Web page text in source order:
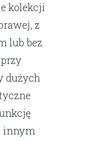
kolekcji
z
lub bez
dużych
innym